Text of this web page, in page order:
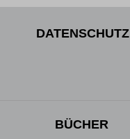
DATENSCHUTZ
BÜCHER